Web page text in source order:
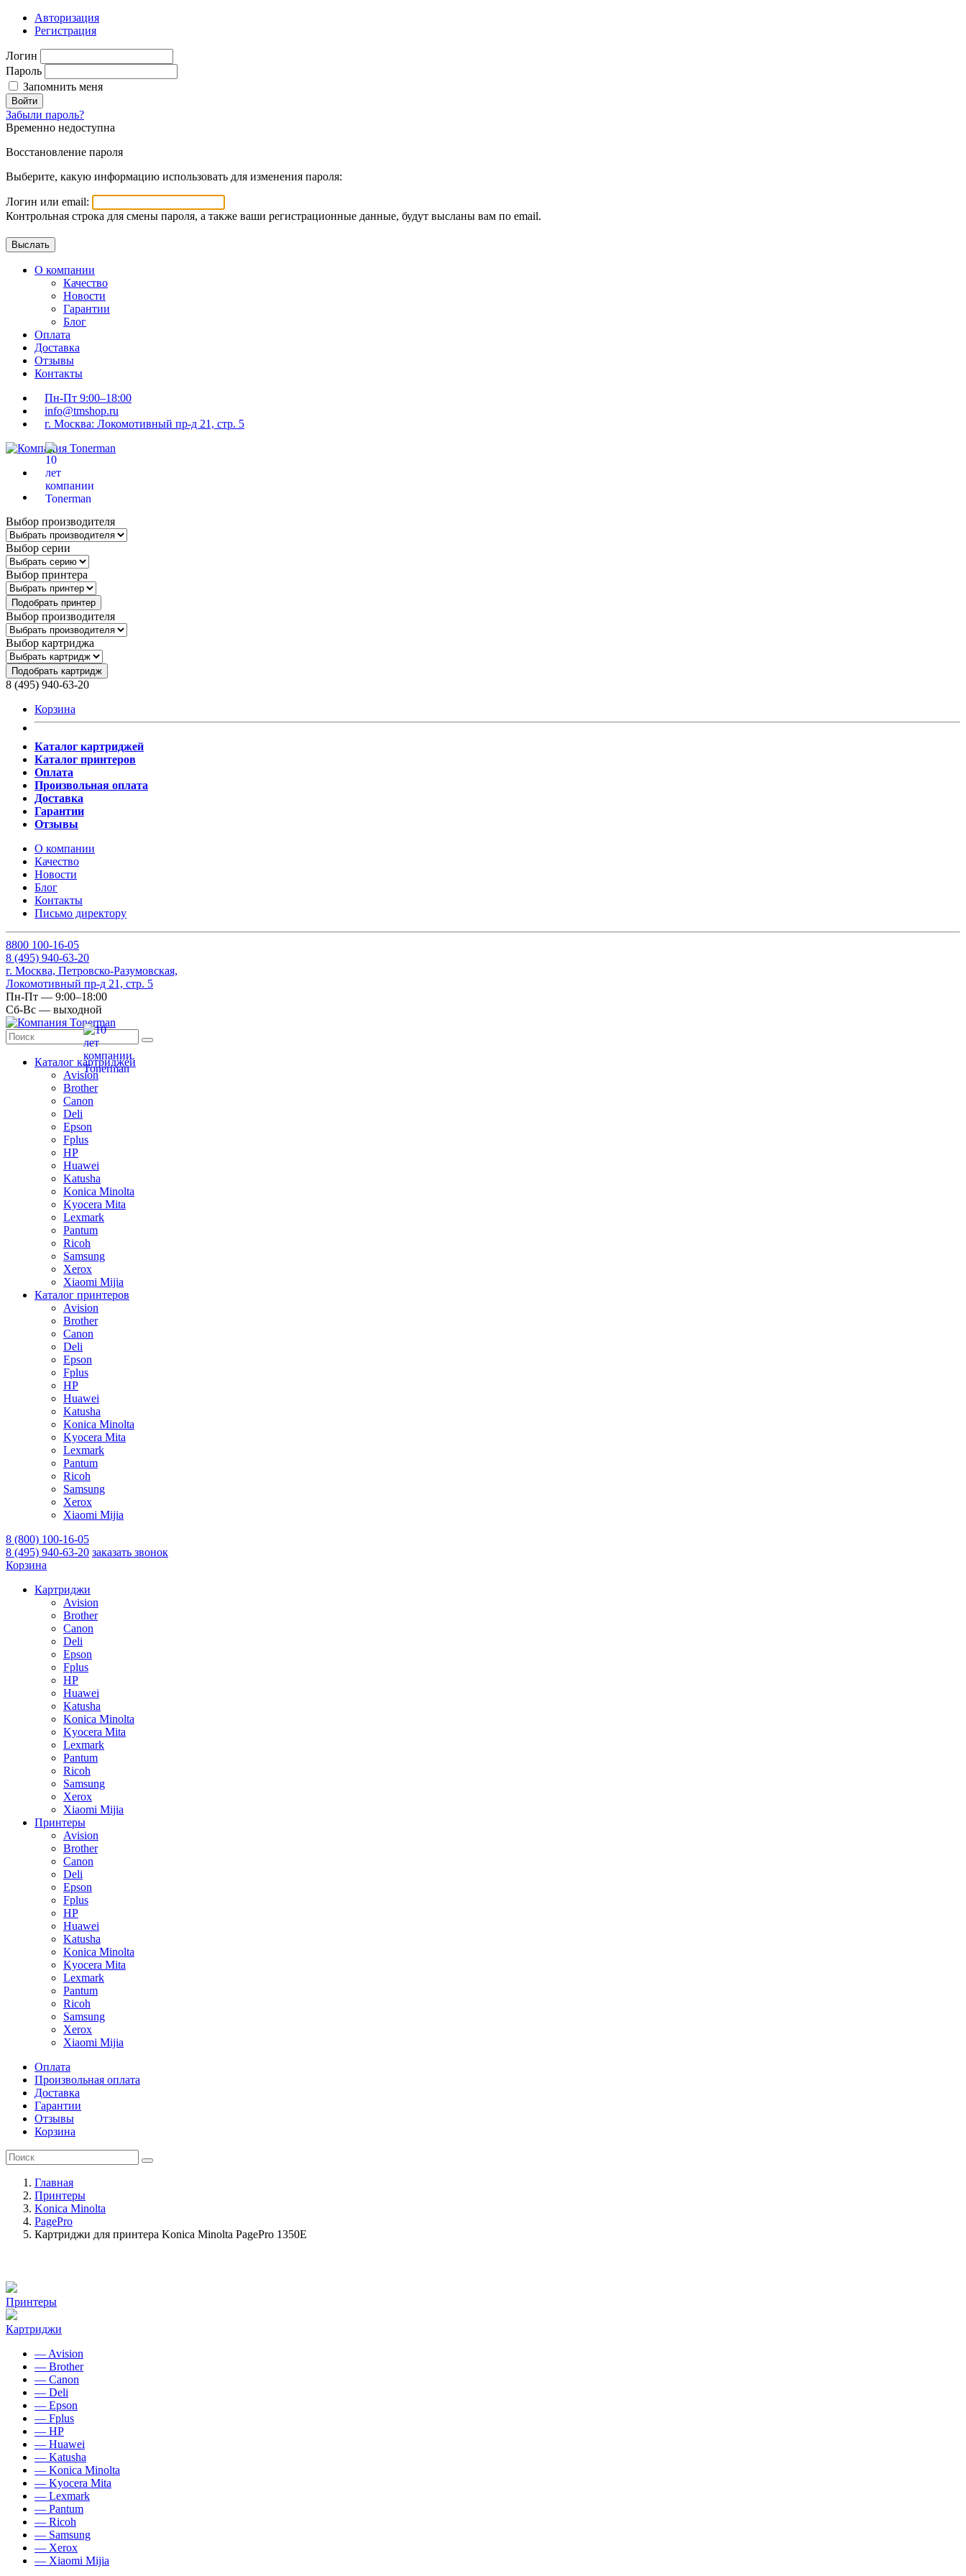
Авторизация
Регистрация
Логин
Пароль
Запомнить меня
Войти
Забыли пароль?
Временно недоступна
Восстановление пароля
Выберите, какую информацию использовать для изменения пароля:
Логин или email:
Контрольная строка для смены пароля, а также ваши регистрационные данные, будут высланы вам по email.
О компании
Качество
Новости
Гарантии
Блог
Оплата
Доставка
Отзывы
Контакты
Пн-Пт 9:00–18:00
info@tmshop.ru
г. Москва: Локомотивный пр-д 21, стр. 5
Выбор производителя
Выбор серии
Выбор принтера
Подобрать принтер
Выбор производителя
Выбор картриджа
Подобрать картридж
8 (495) 940-63-20
Корзина
Каталог картриджей
Каталог принтеров
Оплата
Произвольная оплата
Доставка
Гарантии
Отзывы
О компании
Качество
Новости
Блог
Контакты
Письмо директору
8800 100-16-05
8 (495) 940-63-20
г. Москва, Петровско-Разумовская,
Локомотивный пр-д 21, стр. 5
Пн-Пт — 9:00–18:00
Сб-Вс — выходной
Каталог картриджей
Avision
Brother
Canon
Deli
Epson
Fplus
HP
Huawei
Katusha
Konica Minolta
Kyocera Mita
Lexmark
Pantum
Ricoh
Samsung
Xerox
Xiaomi Mijia
Каталог принтеров
Avision
Brother
Canon
Deli
Epson
Fplus
HP
Huawei
Katusha
Konica Minolta
Kyocera Mita
Lexmark
Pantum
Ricoh
Samsung
Xerox
Xiaomi Mijia
8 (800) 100-16-05
8 (495) 940-63-20 заказать звонок
Корзина
Картриджи
Avision
Brother
Canon
Deli
Epson
Fplus
HP
Huawei
Katusha
Konica Minolta
Kyocera Mita
Lexmark
Pantum
Ricoh
Samsung
Xerox
Xiaomi Mijia
Принтеры
Avision
Brother
Canon
Deli
Epson
Fplus
HP
Huawei
Katusha
Konica Minolta
Kyocera Mita
Lexmark
Pantum
Ricoh
Samsung
Xerox
Xiaomi Mijia
Оплата
Произвольная оплата
Доставка
Гарантии
Отзывы
Корзина
Главная
Принтеры
Konica Minolta
PagePro
Картриджи для принтера Konica Minolta PagePro 1350E
Принтеры
Картриджи
— Avision
— Brother
— Canon
— Deli
— Epson
— Fplus
— HP
— Huawei
— Katusha
— Konica Minolta
— Kyocera Mita
— Lexmark
— Pantum
— Ricoh
— Samsung
— Xerox
— Xiaomi Mijia